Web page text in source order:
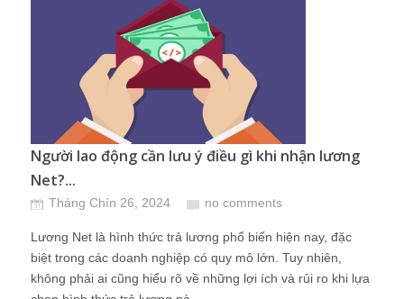
Người lao động cần lưu ý điều gì khi nhận lương
Net?...
Tháng Chín 26, 2024 no comments
Lương Net là hình thức trả lương phổ biến hiện nay, đặc
biệt trong các doanh nghiệp có quy mô lớn. Tuy nhiên,
không phải ai cũng hiểu rõ về những lợi ích và rủi ro khi lựa